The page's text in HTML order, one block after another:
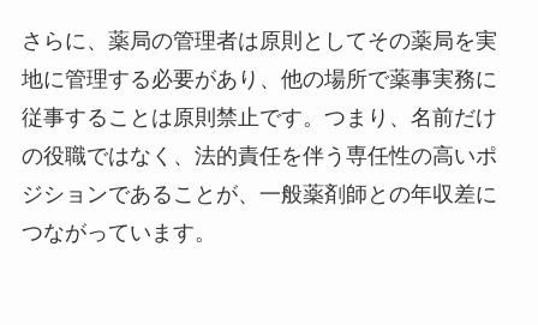
さらに、薬局の管理者は原則としてその薬局を実
地に管理する必要があり、他の場所で薬事実務に
従事することは原則禁止です。つまり、名前だけ
の役職ではなく、法的責任を伴う専任性の高いポ
ジションであることが、一般薬剤師との年収差に
つながっています。